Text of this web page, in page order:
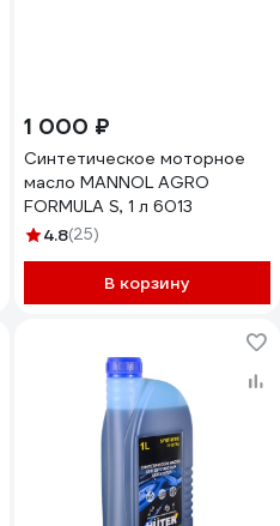
1 000 ₽
Синтетическое моторное
масло MANNOL AGRO
FORMULA S, 1 л 6013
4.8(25)
В корзину